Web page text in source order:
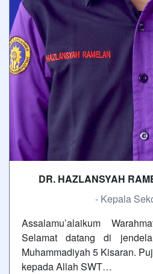
DR. HAZLANSYAH
- Kepala
Assalamu’alaikum
Selamat datang di
Muhammadiyah 5 Kisaran.
kepada Allah SWT…